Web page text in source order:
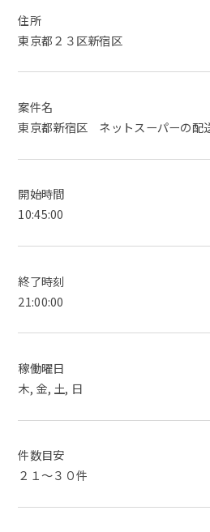
住所
東京都２３区新宿区
案件名
東京都新宿区 ネットスーパーの配
開始時間
10:45:00
終了時刻
21:00:00
稼働曜日
木, 金, 土, 日
件数目安
２１～３０件